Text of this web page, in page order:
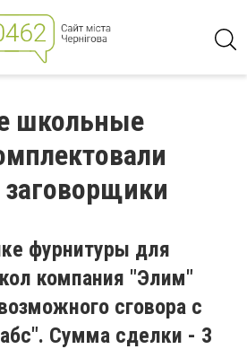
школьные
фурнитуры для
компания "Элим"
сговора с
Сумма сделки - 3